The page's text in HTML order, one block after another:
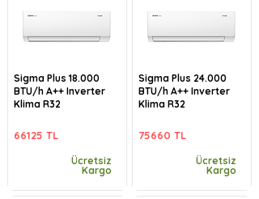
Sigma Plus 18.000
BTU/h A++ Inverter
Klima R32
66125 TL
Ücretsiz
Kargo
Sigma Plus 24.000
BTU/h A++ Inverter
Klima R32
75660 TL
Ücretsiz
Kargo